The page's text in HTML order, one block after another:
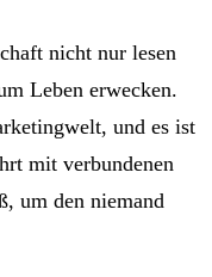
nicht nur lesen
Leben erwecken.
und es ist
mit verbundenen
um den niemand